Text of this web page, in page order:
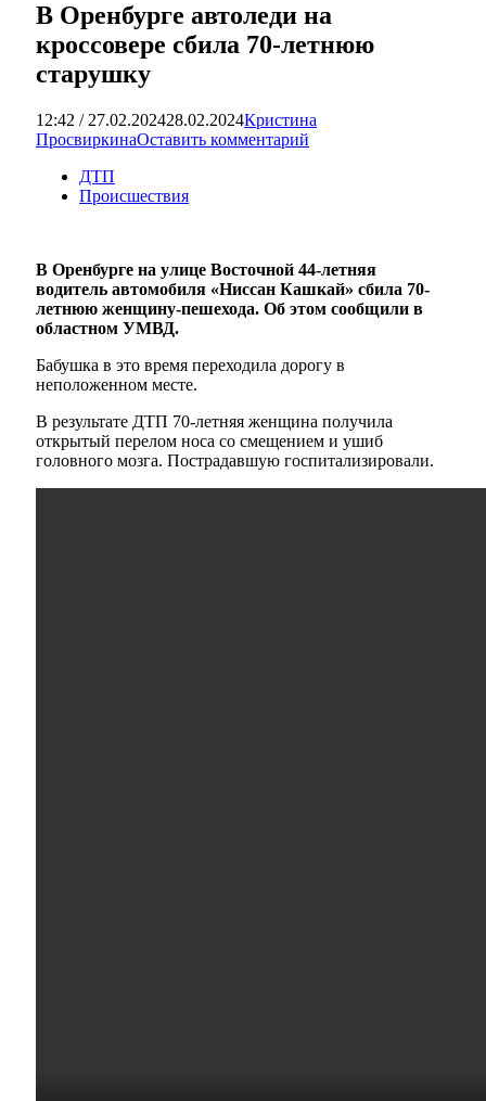
В Оренбурге автоледи на
кроссовере сбила 70-летнюю
старушку
12:42 / 27.02.202428.02.2024Кристина
ПросвиркинаОставить комментарий
ДТП
Происшествия
В Оренбурге на улице Восточной 44-летняя
водитель автомобиля «Ниссан Кашкай» сбила 70-
летнюю женщину-пешехода. Об этом сообщили в
областном УМВД.
Бабушка в это время переходила дорогу в
неположенном месте.
В результате ДТП 70-летняя женщина получила
открытый перелом носа со смещением и ушиб
головного мозга. Пострадавшую госпитализировали.